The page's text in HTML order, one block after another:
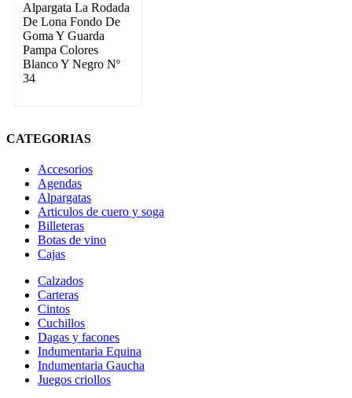
Alpargata La Rodada
De Lona Fondo De
Goma Y Guarda
Pampa Colores
Blanco Y Negro Nº
34
CATEGORIAS
Accesorios
Agendas
Alpargatas
Articulos de cuero y soga
Billeteras
Botas de vino
Cajas
Calzados
Carteras
Cintos
Cuchillos
Dagas y facones
Indumentaria Equina
Indumentaria Gaucha
Juegos criollos